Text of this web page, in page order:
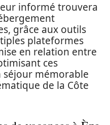
informé trouvera
grâce aux outils
plateformes
en relation entre
ces
séjour mémorable
de la Côte